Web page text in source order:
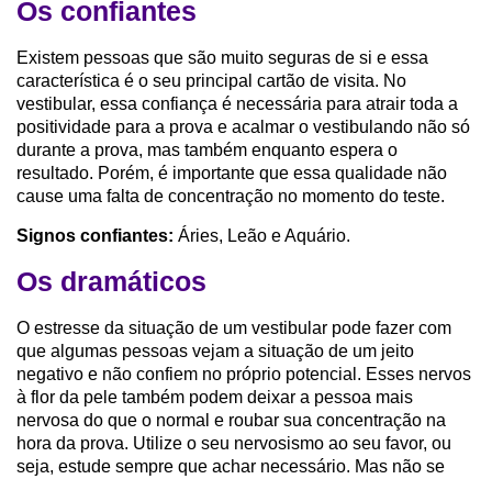
Os confiantes
Existem pessoas que são muito seguras de si e essa
característica é o seu principal cartão de visita. No
vestibular, essa confiança é necessária para atrair toda a
positividade para a prova e acalmar o vestibulando não só
durante a prova, mas também enquanto espera o
resultado. Porém, é importante que essa qualidade não
cause uma falta de concentração no momento do teste.
Signos confiantes: Áries, Leão e Aquário.
Os dramáticos
O estresse da situação de um vestibular pode fazer com
que algumas pessoas vejam a situação de um jeito
negativo e não confiem no próprio potencial. Esses nervos
à flor da pele também podem deixar a pessoa mais
nervosa do que o normal e roubar sua concentração na
hora da prova. Utilize o seu nervosismo ao seu favor, ou
seja, estude sempre que achar necessário. Mas não se